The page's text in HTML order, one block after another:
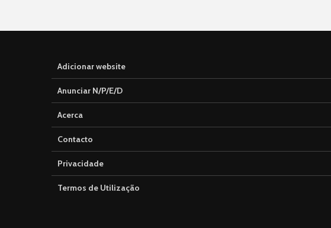
Adicionar website
Anunciar N/P/E/D
Acerca
Contacto
Privacidade
Termos de Utilização